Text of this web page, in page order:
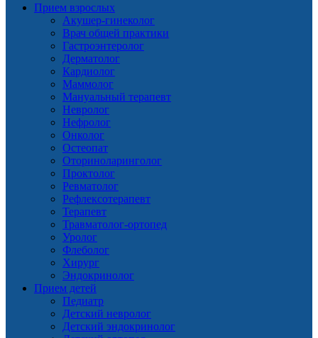
Прием взрослых
Акушер-гинеколог
Врач общей практики
Гастроэнтеролог
Дерматолог
Кардиолог
Маммолог
Мануальный терапевт
Невролог
Нефролог
Онколог
Остеопат
Оториноларинголог
Проктолог
Ревматолог
Рефлексотерапевт
Терапевт
Травматолог-ортопед
Уролог
Флеболог
Хирург
Эндокринолог
Прием детей
Педиатр
Детский невролог
Детский эндокринолог